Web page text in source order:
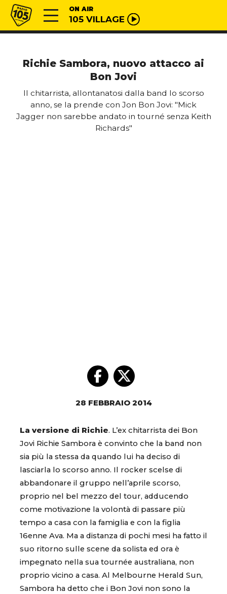
Vai al contenuto
Radio 105 ON AIR
105 VILLAGE
Richie Sambora, nuovo attacco ai
Bon Jovi
Il chitarrista, allontanatosi dalla band lo scorso
anno, se la prende con Jon Bon Jovi: "Mick
Jagger non sarebbe andato in tourné senza Keith
Richards"
28 FEBBRAIO 2014
La versione di Richie. L’ex chitarrista dei Bon
Jovi Richie Sambora è convinto che la band non
sia più la stessa da quando lui ha deciso di
lasciarla lo scorso anno. Il rocker scelse di
abbandonare il gruppo nell’aprile scorso,
proprio nel bel mezzo del tour, adducendo
come motivazione la volontà di passare più
tempo a casa con la famiglia e con la figlia
16enne Ava. Ma a distanza di pochi mesi ha fatto il
suo ritorno sulle scene da solista ed ora è
impegnato nella sua tournée australiana, non
proprio vicino a casa. Al Melbourne Herald Sun,
Sambora ha detto che i Bon Jovi non sono la